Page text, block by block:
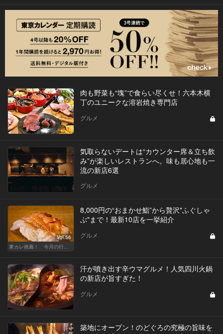
肉も野菜も“塊”で食らい尽くせ！六本木横
丁のユニークな溶岩焼き専門店
グルメ
気取らないデートは“カウンター席＆立ち飲
み”が楽しいレストランへ。味も居心地も一
流の新店6選
グルメ
Vol.56
東カレ推薦！ 今月の行くべき店
8,000円の“おまかせ鮨”から贅沢"ふぐしゃ
ぶ"まで！最新10店を一挙紹介
グルメ
汗が噴き出す辛ウマグルメ！人気四川火鍋
の新店が旨すぎた！
グルメ
築地にオープン！のどぐろの究極の旨味を